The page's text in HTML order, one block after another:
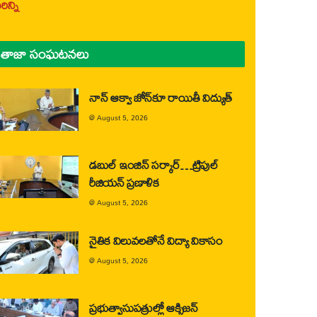
తాజా సంఘటనలు
నాన్ ఆక్వా జోన్‌కూ రాయితీ విద్యుత్
@August 5, 2026
డబుల్ ఇంజిన్ సర్కార్…ట్రిపుల్
రీజియన్ ప్రణాళిక
@August 5, 2026
నైతిక విలువలతోనే విద్యా వికాసం
@August 5, 2026
ప్రభుత్వాసుపత్రుల్లో ఆక్సిజన్